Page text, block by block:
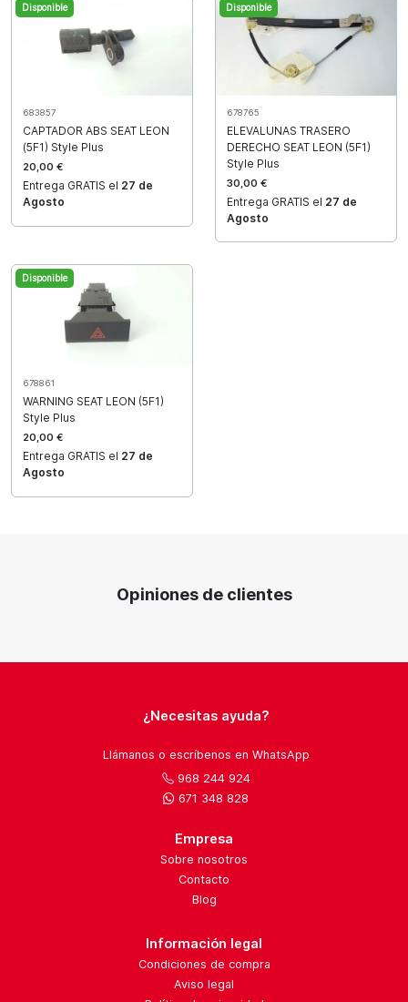
Disponible
683857
CAPTADOR ABS SEAT LEON
(5F1) Style Plus
20,00 €
Entrega GRATIS el 27 de
Agosto
Disponible
678765
ELEVALUNAS TRASERO
DERECHO SEAT LEON (5F1)
Style Plus
30,00 €
Entrega GRATIS el 27 de
Agosto
Disponible
678861
WARNING SEAT LEON (5F1)
Style Plus
20,00 €
Entrega GRATIS el 27 de
Agosto
Opiniones de clientes
¿Necesitas ayuda?
Llámanos o escríbenos en WhatsApp
968 244 924
671 348 828
Empresa
Sobre nosotros
Contacto
Blog
Información legal
Condiciones de compra
Aviso legal